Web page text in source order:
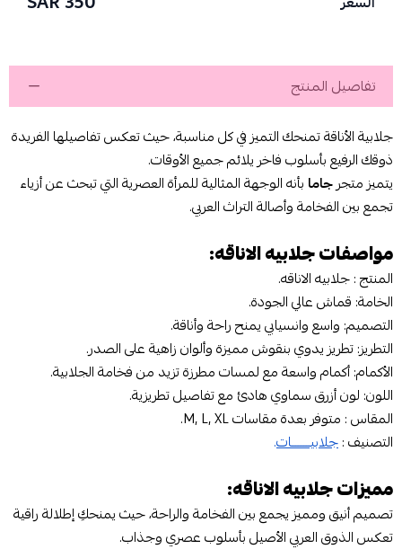
تفاصيل المنتج
جلابية الأناقة تمنحك التميز في كل مناسبة، حيث تعكس تفاصيلها الفريدة
ذوقك الرفيع بأسلوب فاخر يلائم جميع الأوقات.
يتميز متجرجاما بأنه الوجهة المثالية للمرأة العصرية التي تبحث عن أزياء
تجمع بين الفخامة وأصالة التراث العربي.
مواصفات جلابيه الاناقه:
المنتج : جلابيه الاناقه.
الخامة: قماش عالي الجودة.
التصميم: واسع وانسيابي يمنح راحة وأناقة.
التطريز: تطريز يدوي بنقوش مميزة وألوان زاهية على الصدر.
الأكمام: أكمام واسعة مع لمسات مطرزة تزيد من فخامة الجلابية.
اللون: لون أزرق سماوي هادئ مع تفاصيل تطريزية.
المقاس : متوفر بعدة مقاسات M, L, XL.
التصنيف :جلابيـــــــات.
مميزات جلابيه الاناقه:
تصميم أنيق ومميز يجمع بين الفخامة والراحة، حيث يمنحكِ إطلالة راقية
تعكس الذوق العربي الأصيل بأسلوب عصري وجذاب.